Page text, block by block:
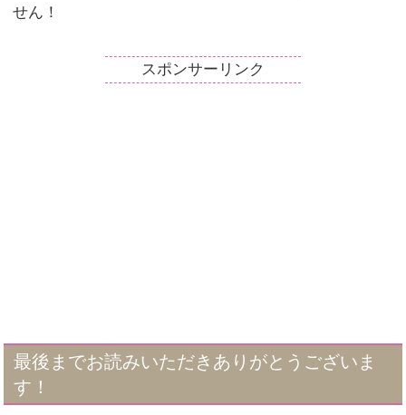
せん！
スポンサーリンク
最後までお読みいただきありがとうございま
す！